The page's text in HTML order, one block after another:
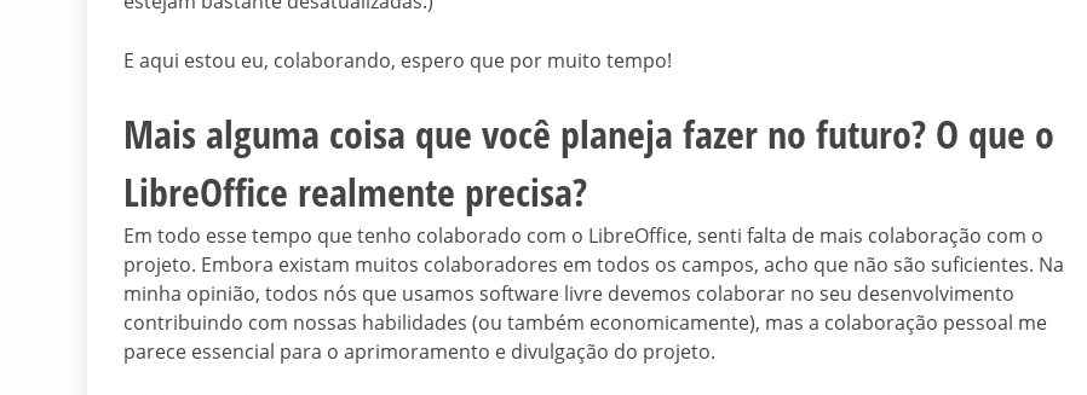
E aqui estou eu, colaborando, espero que por muito tempo!
Mais alguma coisa que você planeja fazer no futuro? O que o
LibreOffice realmente precisa?
Em todo esse tempo que tenho colaborado com o LibreOffice, senti falta de mais colaboração com o
projeto. Embora existam muitos colaboradores em todos os campos, acho que não são suficientes. Na
minha opinião, todos nós que usamos software livre devemos colaborar no seu desenvolvimento
contribuindo com nossas habilidades (ou também economicamente), mas a colaboração pessoal me
parece essencial para o aprimoramento e divulgação do projeto.